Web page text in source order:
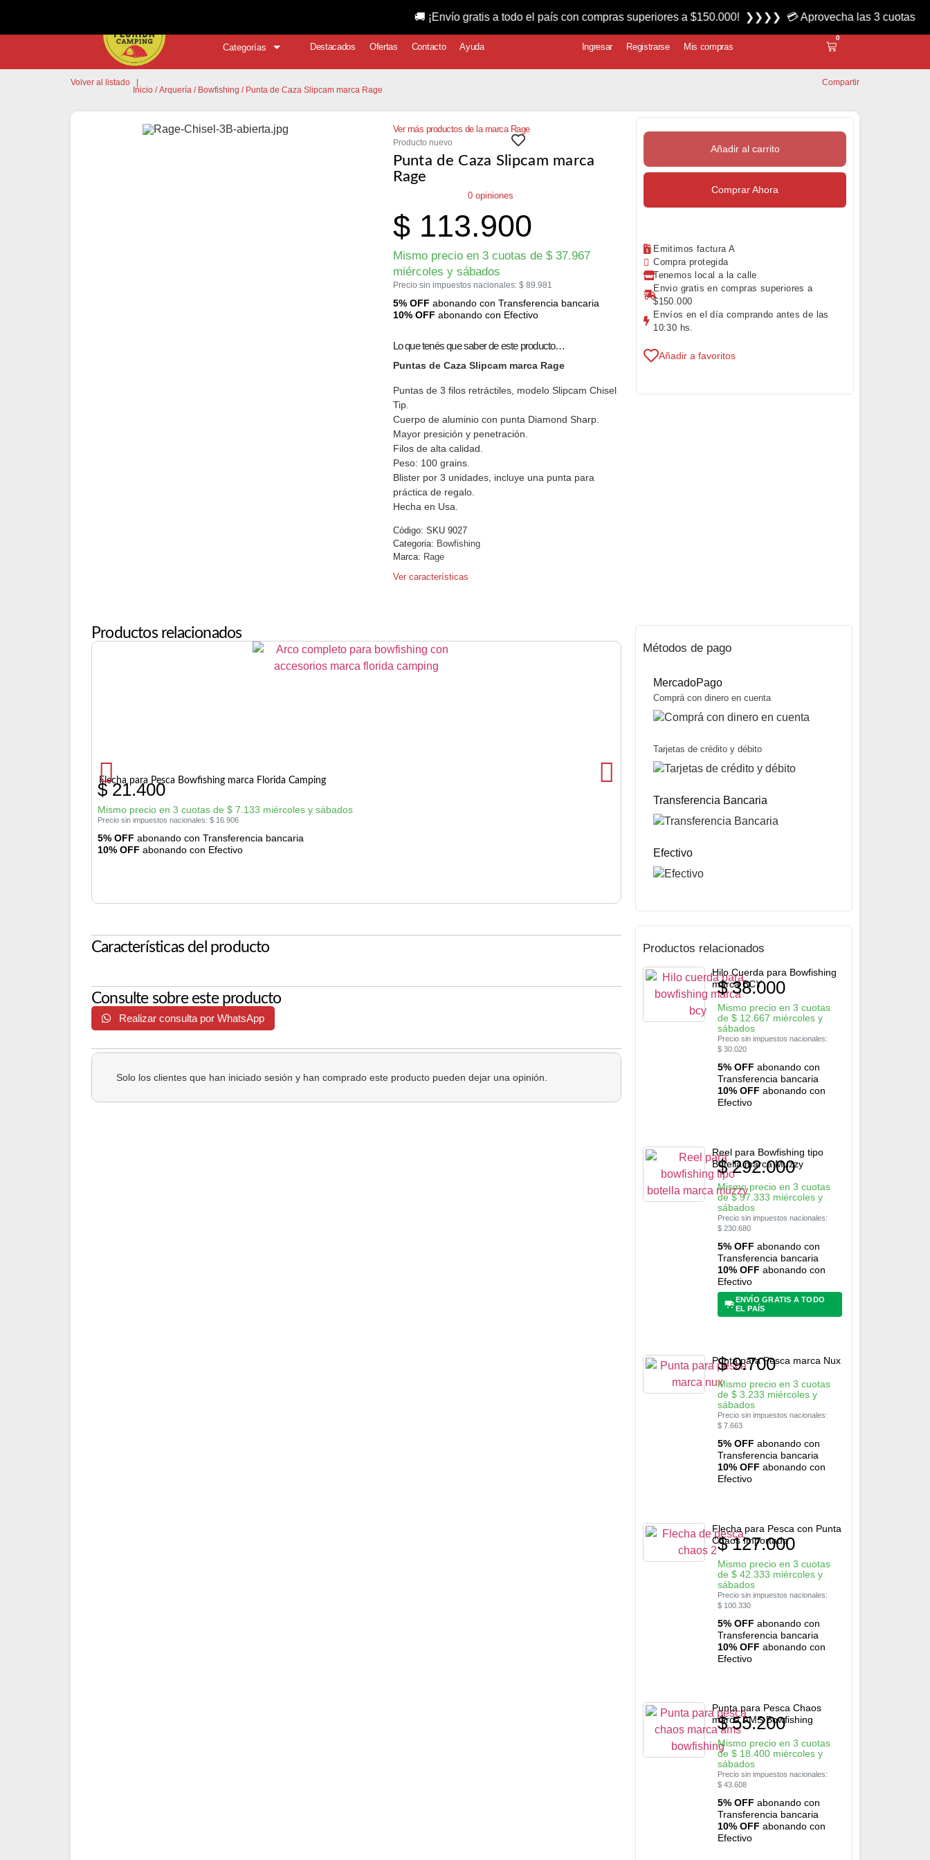
Categorías Destacados Ofertas Contacto Ayuda Ingresar Registrarse Mis compras
0
Volver al listado
Inicio /Arquería / Bowfishing / Punta de Caza Slipcam marca Rage
Compartir
Ver más productos de la marca Rage
Producto nuevo
Punta de Caza Slipcam marca
Rage
0 opiniones
$113.900
Mismo precio en 3 cuotas de $37.967
miércoles y sábados
Precio sin impuestos nacionales: $89.981
5% OFF abonando con Transferencia bancaria
10% OFF abonando con Efectivo
Lo que tenés que saber de este producto…
Puntas de Caza Slipcam marca Rage
Puntas de 3 filos retráctiles, modelo Slipcam Chisel
Tip.
Cuerpo de aluminio con punta Diamond Sharp.
Mayor presición y penetración.
Filos de alta calidad.
Peso: 100 grains.
Blister por 3 unidades, incluye una punta para
práctica de regalo.
Hecha en Usa.
Código: SKU 9027
Categoria: Bowfishing
Marca: Rage
Ver características
Añadir al carrito
Comprar Ahora
Emitimos factura A
Compra protegida
Tenemos local a la calle
Envio gratis en compras superiores a
$150.000
Envíos en el día comprando antes de las
10:30 hs.
Añadir a favoritos
Productos relacionados
Flecha para Pesca Bowfishing marca Florida Camping
$21.400
Mismo precio en 3 cuotas de $ 7.133 miércoles y sábados
Precio sin impuestos nacionales: $ 16.906
5% OFF abonando con Transferencia bancaria
10% OFF abonando con Efectivo Precio sin impuestos nacionales:
5% OFFabonando con Transferencia bancaria
10% OFFabonando con Efectivo
Características del producto
Consulte sobre este producto
Realizar consulta por WhatsApp
Solo los clientes que han iniciado sesión y han comprado este producto pueden dejar una opinión.
Métodos de pago
MercadoPago
Comprá con dinero en cuenta
Tarjetas de crédito y débito
Transferencia Bancaria
Efectivo
Productos relacionados
Hilo Cuerda para Bowfishing
marca BCY
$38.000
Mismo precio en 3 cuotas
de $12.667 miércoles y
sábados
Precio sin impuestos nacionales:
$30.020
5% OFF abonando con
Transferencia bancaria
10% OFF abonando con
Efectivo
Reel para Bowfishing tipo
Botella marca Muzzy
$292.000
Mismo precio en 3 cuotas
de$97.333 miércoles y
sábados
Precio sin impuestos nacionales:
$230.680
5% OFF abonando con
Transferencia bancaria
10% OFF abonando con
Efectivo
ENVÍO GRATIS A TODO
EL PAÍS
Punta para Pesca marca Nux
$9.700
Mismo precio en 3 cuotas
de $3.233 miércoles y
sábados
Precio sin impuestos nacionales:
$7.663
5% OFF abonando con
Transferencia bancaria
10% OFF abonando con
Efectivo
Flecha para Pesca con Punta
Chaos Importada
$127.000
Mismo precio en 3 cuotas
de $42.333 miércoles y
sábados
Precio sin impuestos nacionales:
$100.330
5% OFF abonando con
Transferencia bancaria
10% OFF abonando con
Efectivo
Punta para Pesca Chaos
marca AMS Bowfishing
$55.200
Mismo precio en 3 cuotas
de $18.400miércoles y
sábados
Precio sin impuestos nacionales:
$43.608
5% OFF abonando con
Transferencia bancaria
10% OFF abonando con
Efectivo
🚚 ¡Envío gratis a todo el país con compras superiores a $150.000! ❯❯❯❯ 💳 Aprovecha las 3 cuotas sin